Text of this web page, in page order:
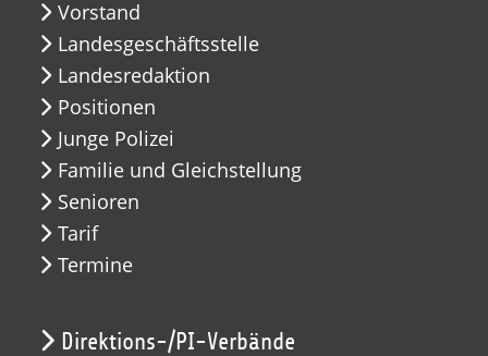
Vorstand
Landesgeschäftsstelle
Landesredaktion
Positionen
Junge Polizei
Familie und Gleichstellung
Senioren
Tarif
Termine
Direktions-/PI-Verbände